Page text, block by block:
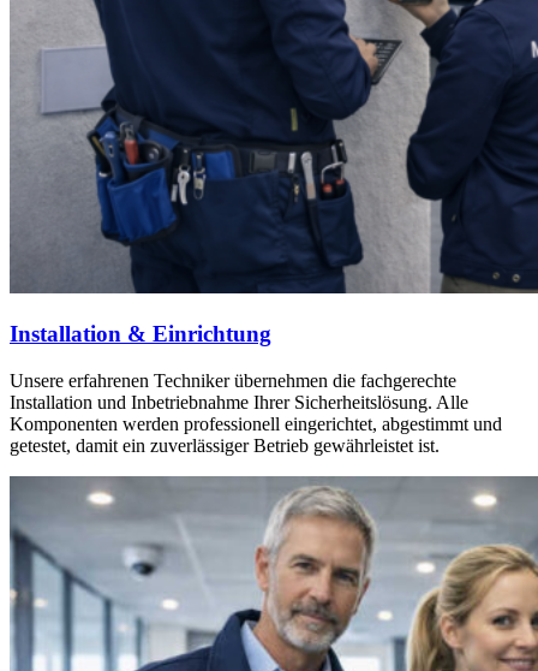
Installation & Einrichtung
Unsere erfahrenen Techniker übernehmen die fachgerechte
Installation und Inbetriebnahme Ihrer Sicherheitslösung. Alle
Komponenten werden professionell eingerichtet, abgestimmt und
getestet, damit ein zuverlässiger Betrieb gewährleistet ist.